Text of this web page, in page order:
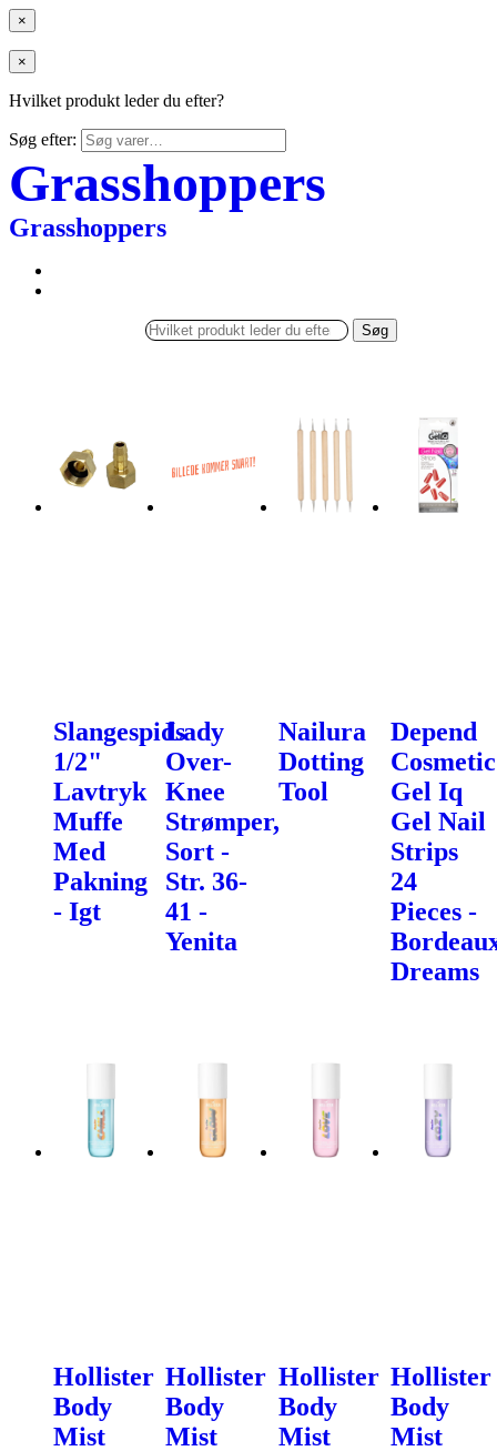
×
×
Hvilket produkt leder du efter?
Søg efter:
Grasshoppers
Grasshoppers
Søg
Slangespids
1/2"
Lavtryk
Muffe
Med
Pakning
- Igt
Lady
Over-
Knee
Strømper,
Sort -
Str. 36-
41 -
Yenita
Nailura
Dotting
Tool
Depend
Cosmetic
Gel Iq
Gel Nail
Strips
24
Pieces -
Dreams
Hollister
Body
Mist
Hollister
Body
Mist
Hollister
Body
Mist
Hollister
Body
Mist